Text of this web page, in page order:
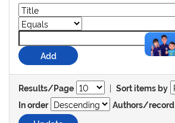
Results/Page | Sort items by
In order
Authors/record